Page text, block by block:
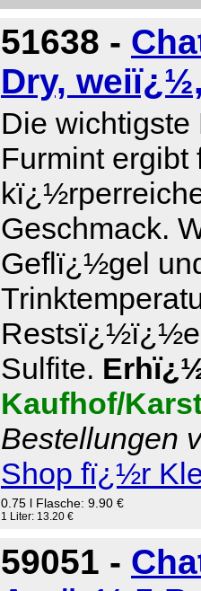
51638 -
Dry,
Die wichtigste
Furmint ergibt
Geschmack.
Geflï¿½gel
Sulfite.
Kaufhof/
Bestellungen
Shop fï¿½r
0.75 l Flasche: 9.90 €
1 Liter: 13.20 €
59051 -